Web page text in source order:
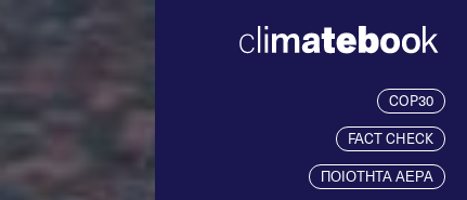
COP30
FACT CHECK
ΠΟΙΟΤΗΤΑ ΑΕΡΑ